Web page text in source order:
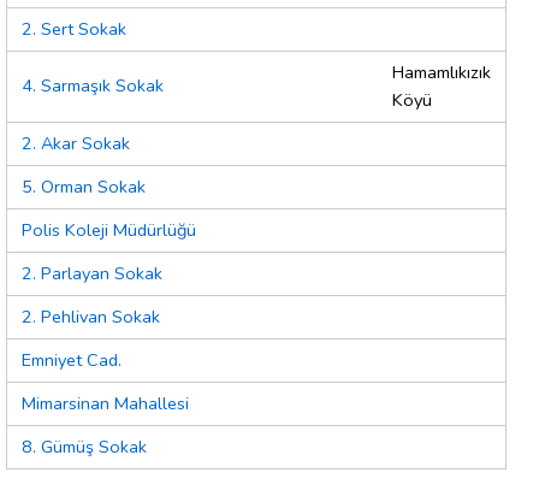
2. Sert Sokak
4. Sarmaşık Sokak
Hamamlıkızık
Köyü
2. Akar Sokak
5. Orman Sokak
Polis Koleji Müdürlüğü
2. Parlayan Sokak
2. Pehlivan Sokak
Emniyet Cad.
Mimarsinan Mahallesi
8. Gümüş Sokak